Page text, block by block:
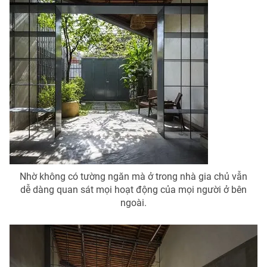
Theo dõi báo trên
Cơ quan chủ quản:
Đài Truyền hình Việt Nam
Cơ quan báo chí:Thời báo VTV
Giấy phép hoạt động báo in và báo điện tử số 483/GP-BTTTT
cấp ngày 29/12/2023
Tổng Biên tập:Vũ Thanh Thủy
Phó Tổng Biên tập:Nguyễn Thị Mỹ Hạnh, Phạm Quốc Thắng,
Nguyễn Trọng Ninh
Tổng đài VTV:024.38 355 931 - 024.38 355 932
024.66 897 897
Email:toasoan@vtv.vn
Liên hệ quảng cáo:024-7300.7108
Nhờ không có tường ngăn mà ở trong nhà gia chủ vẫn
dễ dàng quan sát mọi hoạt động của mọi người ở bên
ngoài.